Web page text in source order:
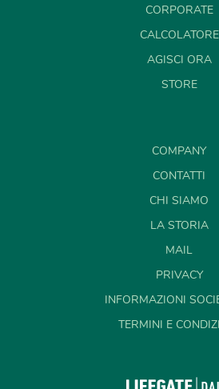
CORPORATE
CALCOLATORE
AGISCI ORA
STORE
COMPANY
CONTATTI
CHI SIAMO
LA STORIA
MAIL
PRIVACY
INFORMAZIONI
TERMINI E